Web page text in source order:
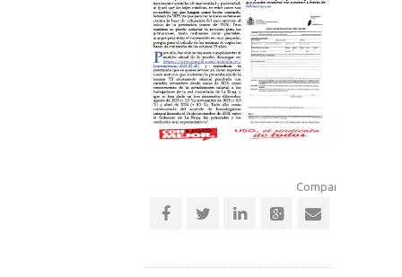
Comparte esta